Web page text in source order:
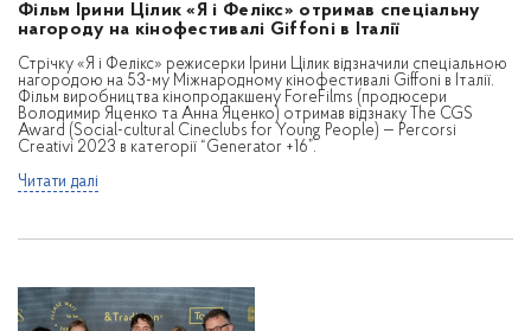
Фільм Ірини Цілик «Я і Фелікс» отримав спеціальну
нагороду на кінофестивалі Giffoni в Італії
Стрічку «Я і Фелікс» режисерки Ірини Цілик відзначили спеціальною
нагородою на 53-му Міжнародному кінофестивалі Giffoni в Італії.
Фільм виробництва кінопродакшену ForeFilms (продюсери
Володимир Яценко та Анна Яценко) отримав відзнаку The CGS
Award (Social-cultural Cineclubs for Young People) — Percorsi
Creativi 2023 в категорії “Generator +16”.
Читати далі